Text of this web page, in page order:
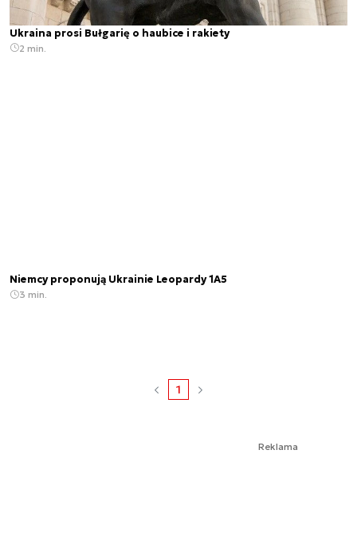
Ukraina prosi Bułgarię o haubice i rakiety
2 min.
Niemcy proponują Ukrainie Leopardy 1A5
3 min.
1
Reklama